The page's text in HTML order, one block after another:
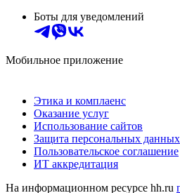
Боты для уведомлений
Мобильное приложение
Этика и комплаенс
Оказание услуг
Использование сайтов
Защита персональных данных
Пользовательское соглашение
ИТ аккредитация
На информационном ресурсе hh.ru